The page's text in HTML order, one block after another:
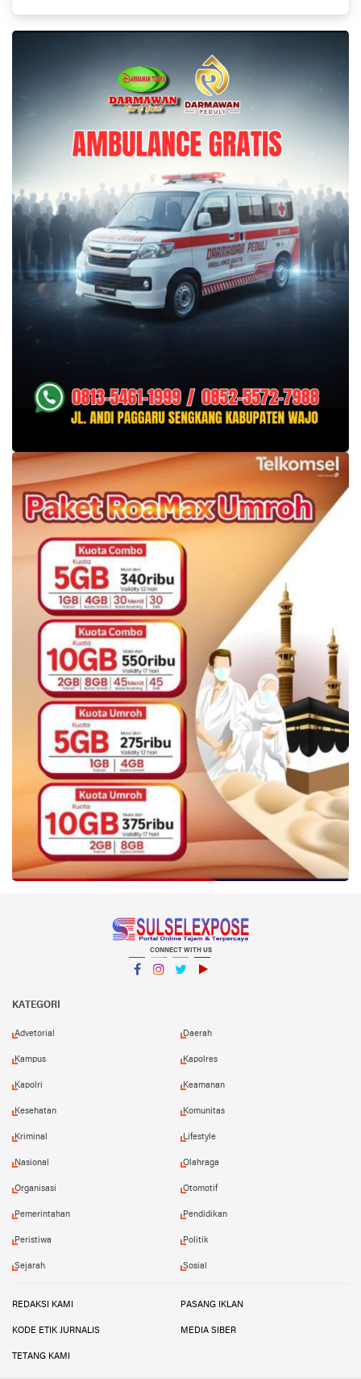
CONNECT WITH US
KATEGORI
Advetorial Daerah
Kampus Kapolres
Kapolri Keamanan
Kesehatan Komunitas
Kriminal Lifestyle
Nasional Olahraga
Organisasi Otomotif
Pemerintahan Pendidikan
Peristiwa Politik
Sejarah Sosial
REDAKSI KAMI PASANG IKLAN
KODE ETIK JURNALIS MEDIA SIBER
TETANG KAMI